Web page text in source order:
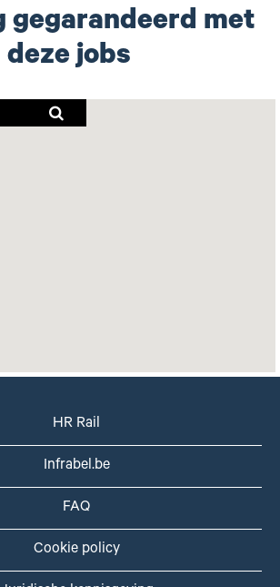
gegarandeerd met
deze jobs
HR Rail
Infrabel.be
FAQ
Cookie policy